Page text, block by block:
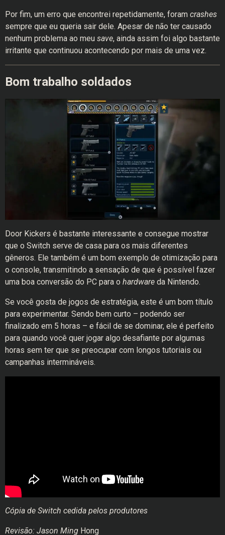
Por fim, um erro que encontrei repetidamente, foram crashes
sempre que eu queria sair dele. Apesar de não ter causado
nenhum problema ao meu save, ainda assim foi algo bastante
irritante que continuou acontecendo por mais de uma vez.
Bom trabalho soldados
Door Kickers é bastante interessante e consegue mostrar
que o Switch serve de casa para os mais diferentes
gêneros. Ele também é um bom exemplo de otimização para
o console, transmitindo a sensação de que é possível fazer
uma boa conversão do PC para o hardware da Nintendo.
Se você gosta de jogos de estratégia, este é um bom título
para experimentar. Sendo bem curto – podendo ser
finalizado em 5 horas – e fácil de se dominar, ele é perfeito
para quando você quer jogar algo desafiante por algumas
horas sem ter que se preocupar com longos tutoriais ou
campanhas intermináveis.
Cópia de Switch cedida pelos produtores
Revisão: Jason Ming Hong